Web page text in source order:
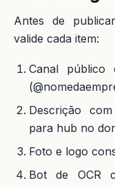
Antes de
valide cada item:
Canal público
Descrição
para hub no
Foto e logo
Bot de OCR